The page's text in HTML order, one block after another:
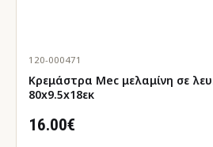
120-000471
Κρεμάστρα Mec μελαμίνη σε λευκή απόχρωση
80x9.5x18εκ
16.00€